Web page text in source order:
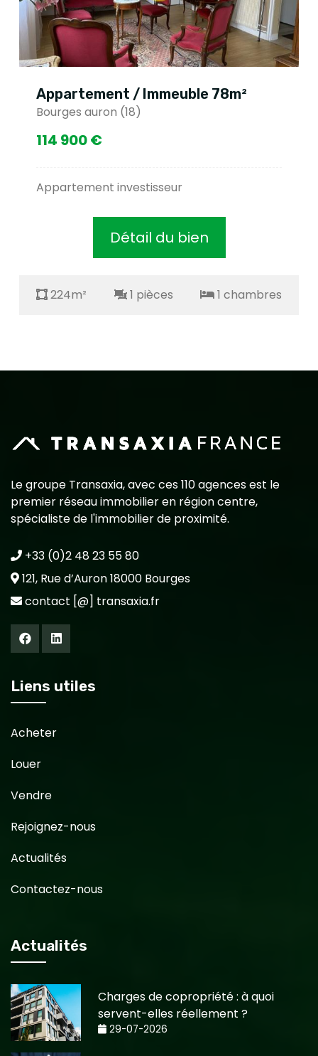
Appartement / Immeuble 78m²
Bourges auron (18)
114 900 €
Appartement investisseur
Détail du bien
224m² 1 pièces 1 chambres
Le groupe Transaxia, avec ces 110 agences est le
premier réseau immobilier en région centre,
spécialiste de l'immobilier de proximité.
+33 (0)2 48 23 55 80
121, Rue d’Auron 18000 Bourges
contact [@] transaxia.fr
Liens utiles
Acheter
Louer
Vendre
Rejoignez-nous
Actualités
Contactez-nous
Actualités
Charges de copropriété : à quoi
servent-elles réellement ?
29-07-2026